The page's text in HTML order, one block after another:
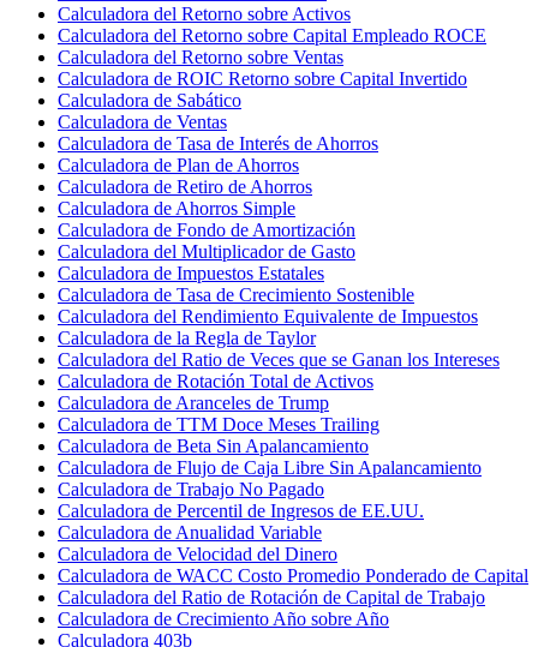
Calculadora del Retorno sobre Activos
Calculadora del Retorno sobre Capital Empleado ROCE
Calculadora del Retorno sobre Ventas
Calculadora de ROIC Retorno sobre Capital Invertido
Calculadora de Sabático
Calculadora de Ventas
Calculadora de Tasa de Interés de Ahorros
Calculadora de Plan de Ahorros
Calculadora de Retiro de Ahorros
Calculadora de Ahorros Simple
Calculadora de Fondo de Amortización
Calculadora del Multiplicador de Gasto
Calculadora de Impuestos Estatales
Calculadora de Tasa de Crecimiento Sostenible
Calculadora del Rendimiento Equivalente de Impuestos
Calculadora de la Regla de Taylor
Calculadora del Ratio de Veces que se Ganan los Intereses
Calculadora de Rotación Total de Activos
Calculadora de Aranceles de Trump
Calculadora de TTM Doce Meses Trailing
Calculadora de Beta Sin Apalancamiento
Calculadora de Flujo de Caja Libre Sin Apalancamiento
Calculadora de Trabajo No Pagado
Calculadora de Percentil de Ingresos de EE.UU.
Calculadora de Anualidad Variable
Calculadora de Velocidad del Dinero
Calculadora de WACC Costo Promedio Ponderado de Capital
Calculadora del Ratio de Rotación de Capital de Trabajo
Calculadora de Crecimiento Año sobre Año
Calculadora 403b